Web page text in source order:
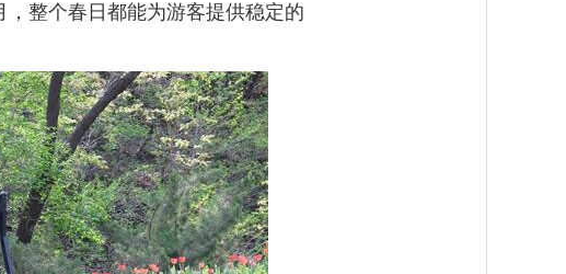
整个春日都能为游客提供稳定的